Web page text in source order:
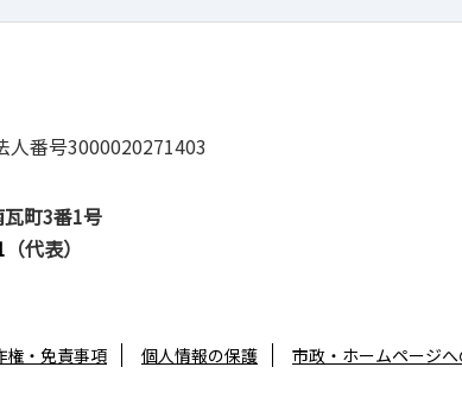
人番号3000020271403
町3番1号
（代表）
権・免責事項 個人情報の保護 市政・ホームページ